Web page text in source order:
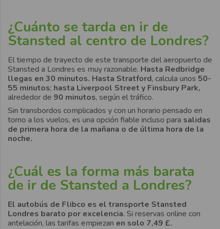
¿Cuánto se tarda en ir de
Stansted al centro de Londres?
El tiempo de trayecto de este transporte del aeropuerto de
Stansted a Londres es muy razonable. Hasta Redbridge
llegas en 30 minutos. Hasta Stratford, calcula unos 50-
55 minutos; hasta Liverpool Street y Finsbury Park,
alrededor de 90 minutos, según el tráfico.
Sin transbordos complicados y con un horario pensado en
torno a los vuelos, es una opción fiable incluso para salidas
de primera hora de la mañana o de última hora de la
noche.
¿Cuál es la forma más barata
de ir de Stansted a Londres?
El autobús de Flibco es el transporte Stansted
Londres barato por excelencia. Si reservas online con
antelación, las tarifas empiezan en solo 7,49 £.